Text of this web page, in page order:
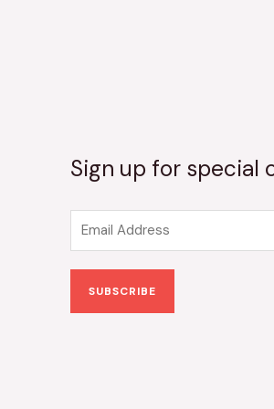
Sign up for special
m
a
SUBSCRIBE